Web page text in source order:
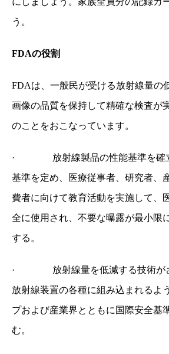
う。
FDAの役割
FDAは、一般民が受ける放射線量の
画像の品質を保持して精確な検査が
のことをおこなっています。
· 放射線製品の性能基準を
基準を定め、医療従事者、研究者、
費者に向けて教育活動を実施して、
全に使用され、不要な曝露が最小限
する。
· 放射線量を低減する技術
放射線装置の各種に組み込まれるよ
プおよび産業界とともに国際安全基
む。